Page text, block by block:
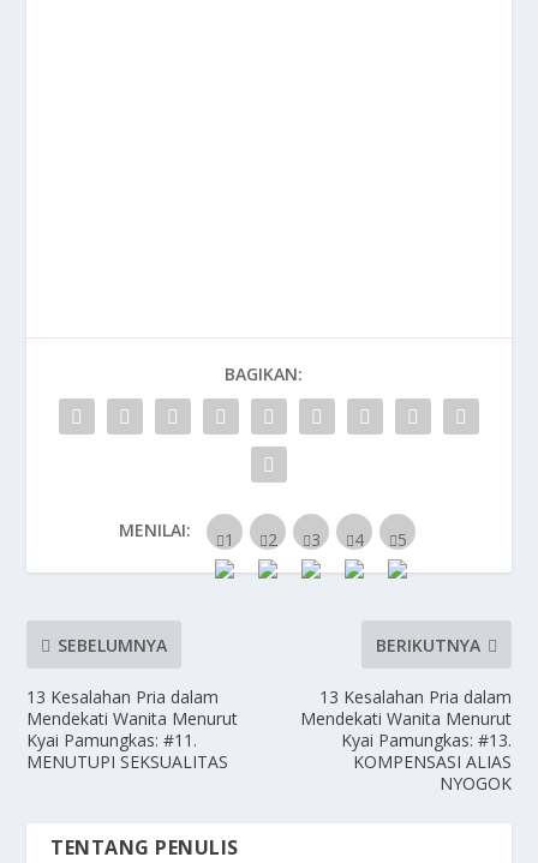
BAGIKAN:
MENILAI:
SEBELUMNYA
13 Kesalahan Pria dalam
Mendekati Wanita Menurut
Kyai Pamungkas: #11.
MENUTUPI SEKSUALITAS
BERIKUTNYA
13 Kesalahan Pria dalam
Mendekati Wanita Menurut
Kyai Pamungkas: #13.
KOMPENSASI ALIAS
NYOGOK
TENTANG PENULIS